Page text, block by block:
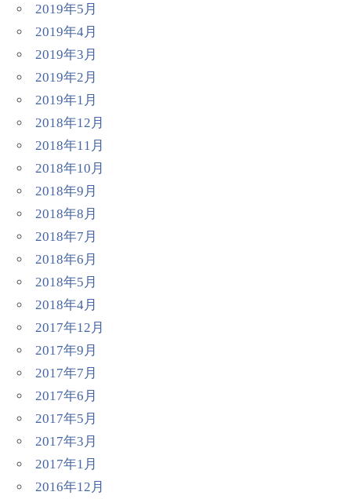
2019年5月
2019年4月
2019年3月
2019年2月
2019年1月
2018年12月
2018年11月
2018年10月
2018年9月
2018年8月
2018年7月
2018年6月
2018年5月
2018年4月
2017年12月
2017年9月
2017年7月
2017年6月
2017年5月
2017年3月
2017年1月
2016年12月